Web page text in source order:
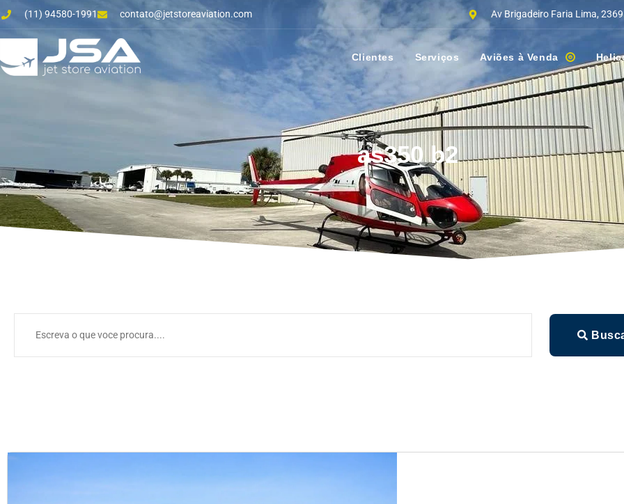
(11) 94580-1991 contato@jetstoreaviation.com Av Brigadeiro Faria Lima,
Clientes Serviços Aviões à Venda
as350 b2